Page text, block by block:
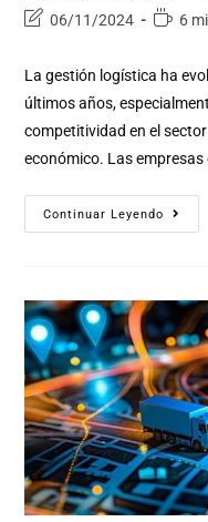
06/11/2024
6
La gestión logística ha
últimos años,
competitividad en el
económico. Las empresas
Continuar Leyendo